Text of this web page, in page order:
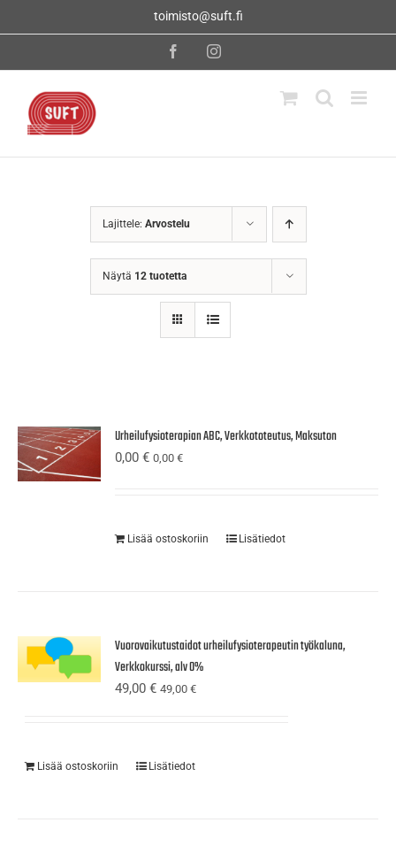
toimisto@suft.fi
FacebookInstagram
Lajittele: Arvostelu
Näytä 12 tuotetta
Urheilufysioterapian ABC, Verkkototeutus, Maksuton
0,00€ 0,00€
Lisää ostoskoriin Lisätiedot
Vuorovaikutustaidot urheilufysioterapeutin työkaluna,
Verkkokurssi, alv 0%
49,00€ 49,00€
Lisää ostoskoriin Lisätiedot